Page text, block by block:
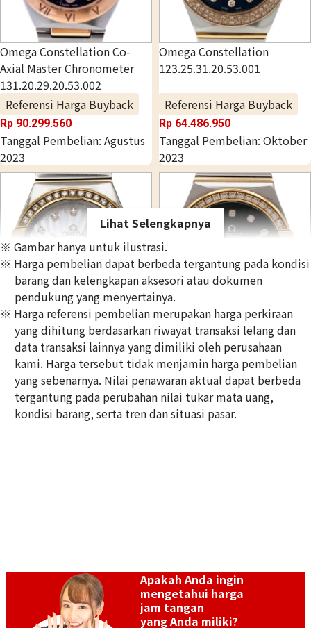
Omega Constellation Co-
Axial Master Chronometer
131.20.29.20.53.002
Referensi Harga Buyback
Rp 90.299.560
Tanggal Pembelian: Agustus
2023
Omega Constellation
123.25.31.20.53.001
Referensi Harga Buyback
Rp 64.486.950
Tanggal Pembelian: Oktober
2023
Omega Constellation
123.25.27.60.55.006
Referensi Harga Buyback
Rp 44.813.360
Tanggal Pembelian:
September 2025
Omega Constellation
123.25.27.20.57.006
Referensi Harga Buyback
Rp 41.991.360
Tanggal Pembelian:
September 2025
Omega Constellation
123.25.27.20.05.001
Omega Constellation Blush
123.20.24.60.57.001
Lihat Selengkapnya
※ Gambar hanya untuk ilustrasi.
※ Harga pembelian dapat berbeda tergantung pada kondisi
barang dan kelengkapan aksesori atau dokumen
pendukung yang menyertainya.
※ Harga referensi pembelian merupakan harga perkiraan
yang dihitung berdasarkan riwayat transaksi lelang dan
data transaksi lainnya yang dimiliki oleh perusahaan
kami. Harga tersebut tidak menjamin harga pembelian
yang sebenarnya. Nilai penawaran aktual dapat berbeda
tergantung pada perubahan nilai tukar mata uang,
kondisi barang, serta tren dan situasi pasar.
Apakah Anda ingin
mengetahui harga
jam tangan
yang Anda miliki?